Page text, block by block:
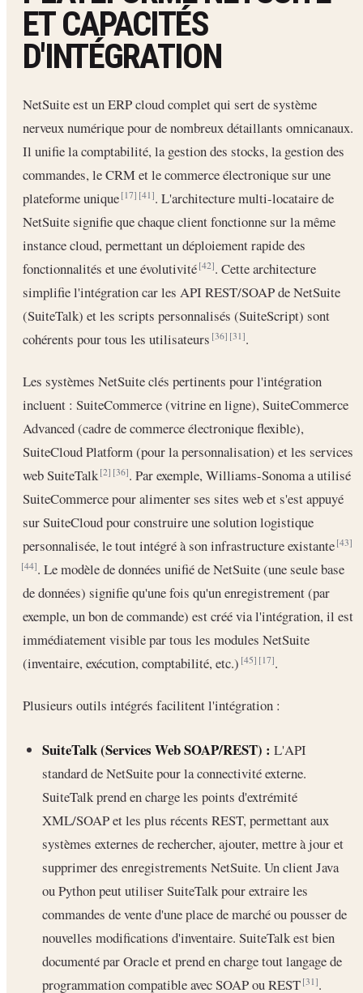
ET CAPACITÉS
D'INTÉGRATION
NetSuite est un ERP cloud complet qui sert de système
nerveux numérique pour de nombreux détaillants omnicanaux.
Il unifie la comptabilité, la gestion des stocks, la gestion des
commandes, le CRM et le commerce électronique sur une
plateforme unique[17] [41]. L'architecture multi-locataire de
NetSuite signifie que chaque client fonctionne sur la même
instance cloud, permettant un déploiement rapide des
fonctionnalités et une évolutivité[42]. Cette architecture
simplifie l'intégration car les API REST/SOAP de NetSuite
(SuiteTalk) et les scripts personnalisés (SuiteScript) sont
cohérents pour tous les utilisateurs[36] [31].
Les systèmes NetSuite clés pertinents pour l'intégration
incluent : SuiteCommerce (vitrine en ligne), SuiteCommerce
Advanced (cadre de commerce électronique flexible),
SuiteCloud Platform (pour la personnalisation) et les services
web SuiteTalk[2] [36]. Par exemple, Williams-Sonoma a utilisé
SuiteCommerce pour alimenter ses sites web et s'est appuyé
sur SuiteCloud pour construire une solution logistique
personnalisée, le tout intégré à son infrastructure existante[43]
[44]. Le modèle de données unifié de NetSuite (une seule base
de données) signifie qu'une fois qu'un enregistrement (par
exemple, un bon de commande) est créé via l'intégration, il est
immédiatement visible par tous les modules NetSuite
(inventaire, exécution, comptabilité, etc.)[45] [17].
Plusieurs outils intégrés facilitent l'intégration :
SuiteTalk (Services Web SOAP/REST) : L'API
standard de NetSuite pour la connectivité externe.
SuiteTalk prend en charge les points d'extrémité
XML/SOAP et les plus récents REST, permettant aux
systèmes externes de rechercher, ajouter, mettre à jour et
supprimer des enregistrements NetSuite. Un client Java
ou Python peut utiliser SuiteTalk pour extraire les
commandes de vente d'une place de marché ou pousser de
nouvelles modifications d'inventaire. SuiteTalk est bien
documenté par Oracle et prend en charge tout langage de
programmation compatible avec SOAP ou REST[31].